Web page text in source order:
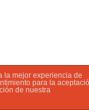
la mejor experiencia de
para la
de nuestra